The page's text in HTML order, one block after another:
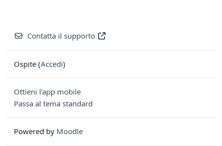
Contatta il supporto
Ospite (Accedi)
Ottieni l'app mobile
Passa al tema standard
Powered by Moodle